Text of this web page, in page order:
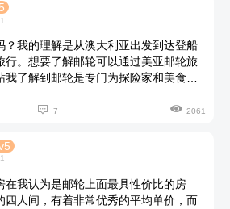
？我的理解是从澳大利亚出发到达登船
行。想要了解邮轮可以通过美亚邮轮旅
了解到邮轮是专门为探险家和美食家
，能够提供的航线选择有好几种，每个
 7  2061
在我认为是邮轮上面最具性价比的房
四人间，有着非常优秀的平均单价，而